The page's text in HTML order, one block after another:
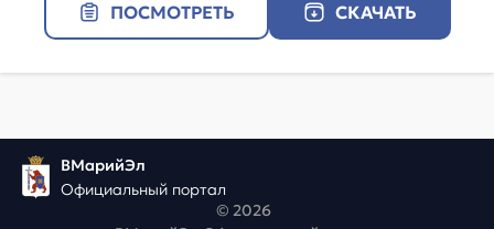
ПОСМОТРЕТЬ СКАЧАТЬ
ВМарийЭл
Официальный портал
© 2026